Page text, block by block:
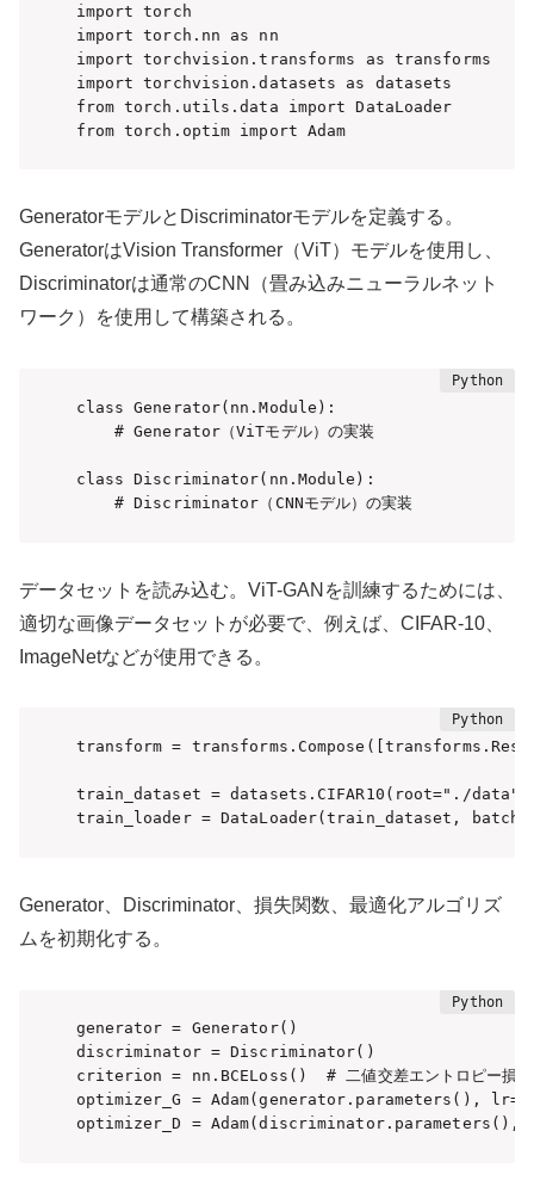
import torch
import torch.nn as nn
import torchvision.transforms as transforms
import torchvision.datasets as datasets
from torch.utils.data import DataLoader
from torch.optim import Adam
GeneratorモデルとDiscriminatorモデルを定義する。
GeneratorはVision Transformer（ViT）モデルを使用し、
Discriminatorは通常のCNN（畳み込みニューラルネット
ワーク）を使用して構築される。
class Generator(nn.Module):
    # Generator（ViTモデル）の実装
class Discriminator(nn.Module):
    # Discriminator（CNNモデル）の実装
データセットを読み込む。ViT-GANを訓練するためには、
適切な画像データセットが必要で、例えば、CIFAR-10、
ImageNetなどが使用できる。
transform =
train_dataset = datasets.CIFAR10(root="./
train_loader = DataLoader(train_dataset,
Generator、Discriminator、損失関数、最適化アルゴリズ
ムを初期化する。
generator = Generator()
discriminator = Discriminator()
criterion = nn.BCELoss()  # 二値交差エントロピー損失
optimizer_G = Adam(generator.parameters(),
optimizer_D =